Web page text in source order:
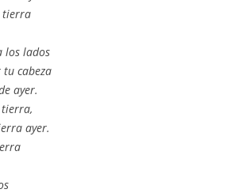
tierra
los lados
cabeza
ayer.
tierra,
ayer.